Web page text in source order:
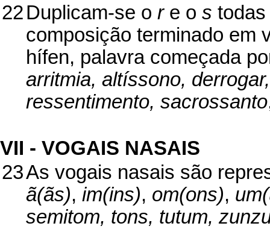
22Duplicam-se o re o s
composição terminado em
hífen, palavra começada
arritmia, altíssono,
ressentimento, sacrossanto
VII - VOGAIS NASAIS
23As vogais nasais são
ã(ãs), im(ins), om(ons),
semitom, tons, tutum,